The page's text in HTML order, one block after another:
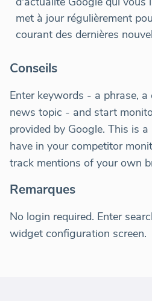
met à jour régulièrement
courant des dernières
Conseils
Enter keywords - a phrase,
news topic - and start
provided by Google. This is
have in your competitor
track mentions of your own
Remarques
No login required. Enter
widget configuration screen.